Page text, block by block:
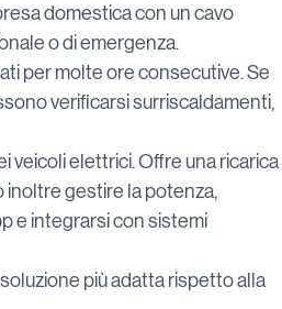
domestica con un cavo
o di emergenza.
per molte ore consecutive. Se
verificarsi surriscaldamenti,
veicoli elettrici. Offre una ricarica
inoltre gestire la potenza,
e integrarsi con sistemi
più adatta rispetto alla